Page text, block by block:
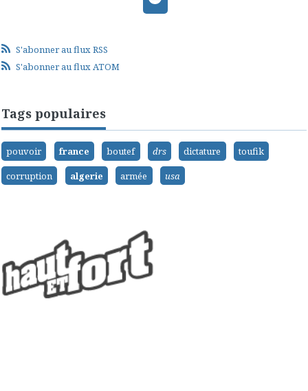
S'abonner au flux RSS
S'abonner au flux ATOM
Tags populaires
pouvoir france boutef drs dictature
toufik
corruption
algerie armée usa